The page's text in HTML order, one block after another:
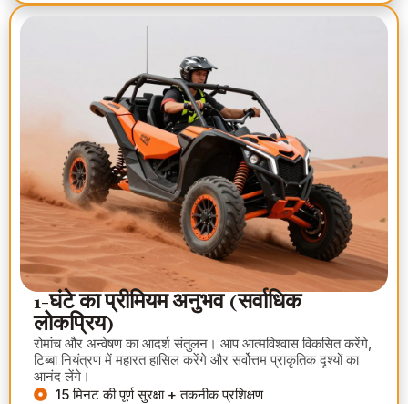
1-घंटे का प्रीमियम अनुभव (सर्वाधिक
लोकप्रिय)
रोमांच और अन्वेषण का आदर्श संतुलन। आप आत्मविश्वास विकसित करेंगे,
टिब्बा नियंत्रण में महारत हासिल करेंगे और सर्वोत्तम प्राकृतिक दृश्यों का
आनंद लेंगे।
15 मिनट की पूर्ण सुरक्षा + तकनीक प्रशिक्षण